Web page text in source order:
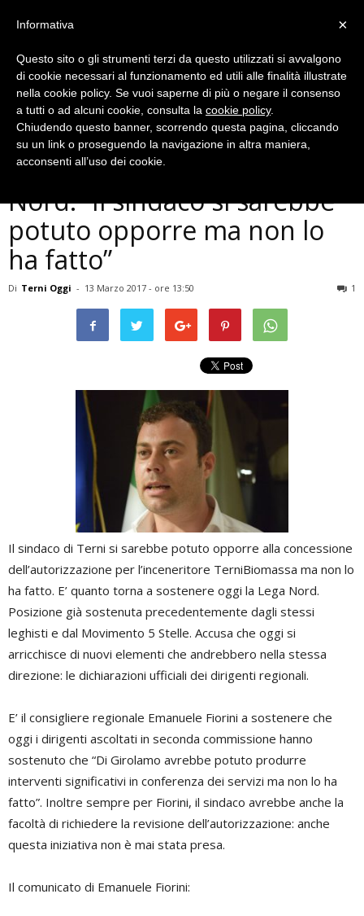
Politica
Terni, inceneritore, Lega
Nord: “Il sindaco si sarebbe
potuto opporre ma non lo
ha fatto”
Di Terni Oggi - 13 Marzo 2017 - ore 13:50 1
Il sindaco di Terni si sarebbe potuto opporre alla concessione
dell’autorizzazione per l’inceneritore TerniBiomassa ma non lo
ha fatto. E’ quanto torna a sostenere oggi la Lega Nord.
Posizione già sostenuta precedentemente dagli stessi
leghisti e dal Movimento 5 Stelle. Accusa che oggi si
arricchisce di nuovi elementi che andrebbero nella stessa
direzione: le dichiarazioni ufficiali dei dirigenti regionali.
E’ il consigliere regionale Emanuele Fiorini a sostenere che
oggi i dirigenti ascoltati in seconda commissione hanno
sostenuto che “Di Girolamo avrebbe potuto produrre
interventi significativi in conferenza dei servizi ma non lo ha
fatto”. Inoltre sempre per Fiorini, il sindaco avrebbe anche la
facoltà di richiedere la revisione dell’autorizzazione: anche
questa iniziativa non è mai stata presa.
Il comunicato di Emanuele Fiorini:
×
Informativa
Questo sito o gli strumenti terzi da questo utilizzati si avvalgono
di cookie necessari al funzionamento ed utili alle finalità illustrate
nella cookie policy. Se vuoi saperne di più o negare il consenso
a tutti o ad alcuni cookie, consulta la cookie policy.
Chiudendo questo banner, scorrendo questa pagina, cliccando
su un link o proseguendo la navigazione in altra maniera,
acconsenti all’uso dei cookie.